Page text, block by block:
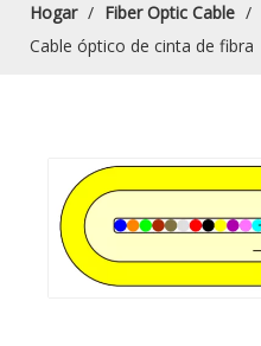
Hogar / Fiber Optic Cable /
Cable óptico de cinta de fibra